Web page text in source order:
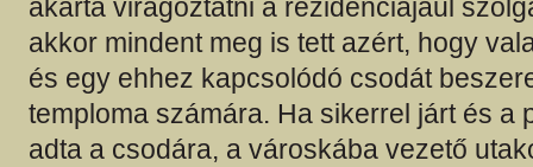
akarta virágoztatni a rezidenciájául
akkor mindent meg is tett azért, hogy
és egy ehhez kapcsolódó csodát
temploma számára. Ha sikerrel járt és a
adta a csodára, a városkába vezető